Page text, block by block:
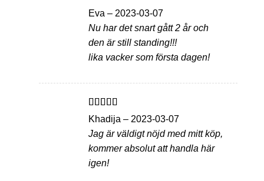
Betygsatt5
av 5
Eva – 2023-03-07
Nu har det snart gått 2 år och
den är still standing!!!
lika vacker som första dagen!
Betygsatt
av 5
Khadija – 2023-03-07
Jag är väldigt nöjd med mitt köp,
kommer absolut att handla här
igen!